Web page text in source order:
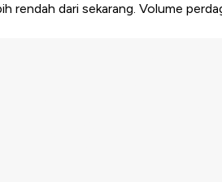
rendah dari sekarang. Volume